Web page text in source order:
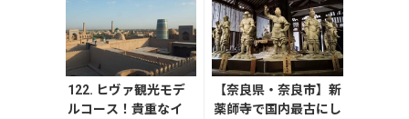
122. ヒヴァ観光モデ
ルコース！貴重なイ
【奈良県・奈良市】新
薬師寺で国内最古にし